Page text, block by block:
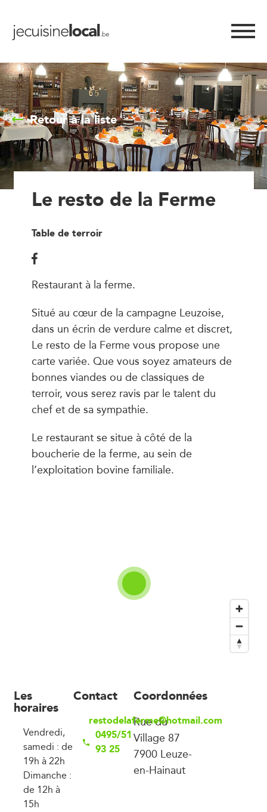
Retour à la liste
Le resto de la Ferme
Table de terroir
Restaurant à la ferme.
Situé au cœur de la campagne Leuzoise,
dans un écrin de verdure calme et discret,
Le resto de la Ferme vous propose une
carte variée. Que vous soyez amateurs de
bonnes viandes ou de classiques de
terroir, vous serez ravis par le talent du
chef et de sa sympathie.
Le restaurant se situe à côté de la
boucherie de la ferme, au sein de
l’exploitation bovine familiale.
Les
horaires
Vendredi,
samedi : de
19h à 22h
Dimanche :
de 12h à
15h
Contact
restodelaferme@hotmail.com
0495/51
93 25
Coordonnées
Rue du
Village 87
7900 Leuze-
en-Hainaut